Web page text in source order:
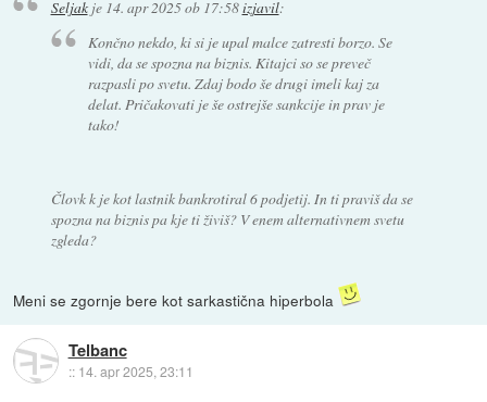
Seljakje 14. apr 2025 ob 17:58izjavil:
Končno nekdo, ki si je upal malce zatresti borzo. Se
vidi, da se spozna na biznis. Kitajci so se preveč
razpasli po svetu. Zdaj bodo še drugi imeli kaj za
delat. Pričakovati je še ostrejše sankcije in prav je
tako!
Človk k je kot lastnik bankrotiral 6 podjetij. In ti praviš da se
spozna na biznis pa kje ti živiš? V enem alternativnem svetu
zgleda?
Meni se zgornje bere kot sarkastična hiperbola
Telbanc
:: 14. apr 2025, 23:11